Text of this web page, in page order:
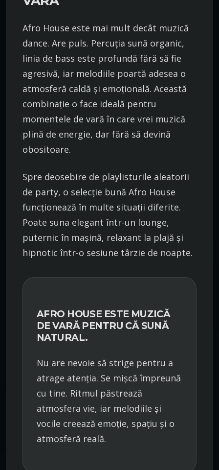
Afro House este mai mult decât muzică
dance. Are puls. Percuția sună organic,
linia de bass este profundă fără să fie
agresivă, iar melodiile poartă adesea o
atmosferă caldă și emoțională. Această
combinație o face ideală pentru
momentele de vară în care vrei muzică
plină de energie, dar fără să devină
obositoare.
Spre deosebire de playlisturile aleatorii
de party, o selecție bună Afro House
funcționează în multe situații diferite.
Poate suna elegant într-un lounge,
puternic în mașină, relaxant la plajă și
hipnotic într-o sesiune târzie de noapte.
AFRO HOUSE ESTE MUZICĂ
DE VARĂ PENTRU CĂ SUNĂ
NATURAL.
Nu are nevoie să strige pentru a
atrage atenția. Se mișcă împreună
cu tine. Ritmul păstrează
atmosfera vie, iar melodiile și
vocile creează emoție, spațiu și o
atmosferă reală.